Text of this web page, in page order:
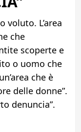
voluto. L’area
che
scoperte e
o uomo che
che è
delle donne”.
denuncia”.